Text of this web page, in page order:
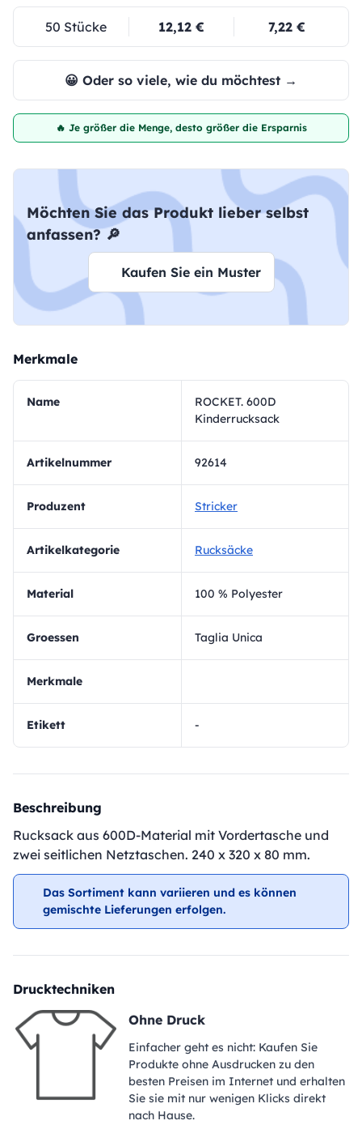
50 Stücke 12,12 € 7,22 €
😀 Oder so viele, wie du möchtest →
🔥 Je größer die Menge, desto größer die Ersparnis
Möchten Sie das Produkt lieber selbst
anfassen? 🔎
Kaufen Sie ein Muster
Merkmale
Name
ROCKET. 600D
Kinderrucksack
Artikelnummer 92614
Produzent Stricker
Artikelkategorie Rucksäcke
Material 100 % Polyester
Groessen Taglia Unica
Merkmale
Etikett -
Beschreibung
Rucksack aus 600D-Material mit Vordertasche und
zwei seitlichen Netztaschen. 240 x 320 x 80 mm.
Das Sortiment kann variieren und es können
gemischte Lieferungen erfolgen.
Drucktechniken
Ohne Druck
Einfacher geht es nicht: Kaufen Sie
Produkte ohne Ausdrucken zu den
besten Preisen im Internet und erhalten
Sie sie mit nur wenigen Klicks direkt
nach Hause.